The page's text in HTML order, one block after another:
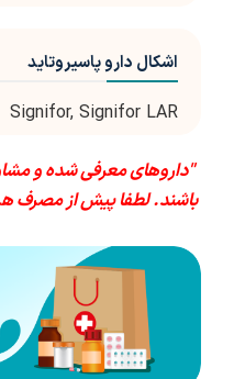
اشکال دارو پاسیروتاید
Signifor, Signifor LAR
"داروهای معرفی شده و
باشند. لطفا پیش از مصرف